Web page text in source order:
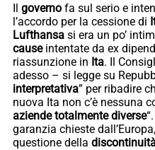
Il governo fa sul serio e
l’accordo per la cessione di
Lufthansa si era un po’
causeintentate da ex
riassunzione in Ita. Il
adesso – si legge su
interpretativa” per ribadire
nuova Ita non c’è nessuna
aziende totalmente diverse
garanzia chieste
questione della